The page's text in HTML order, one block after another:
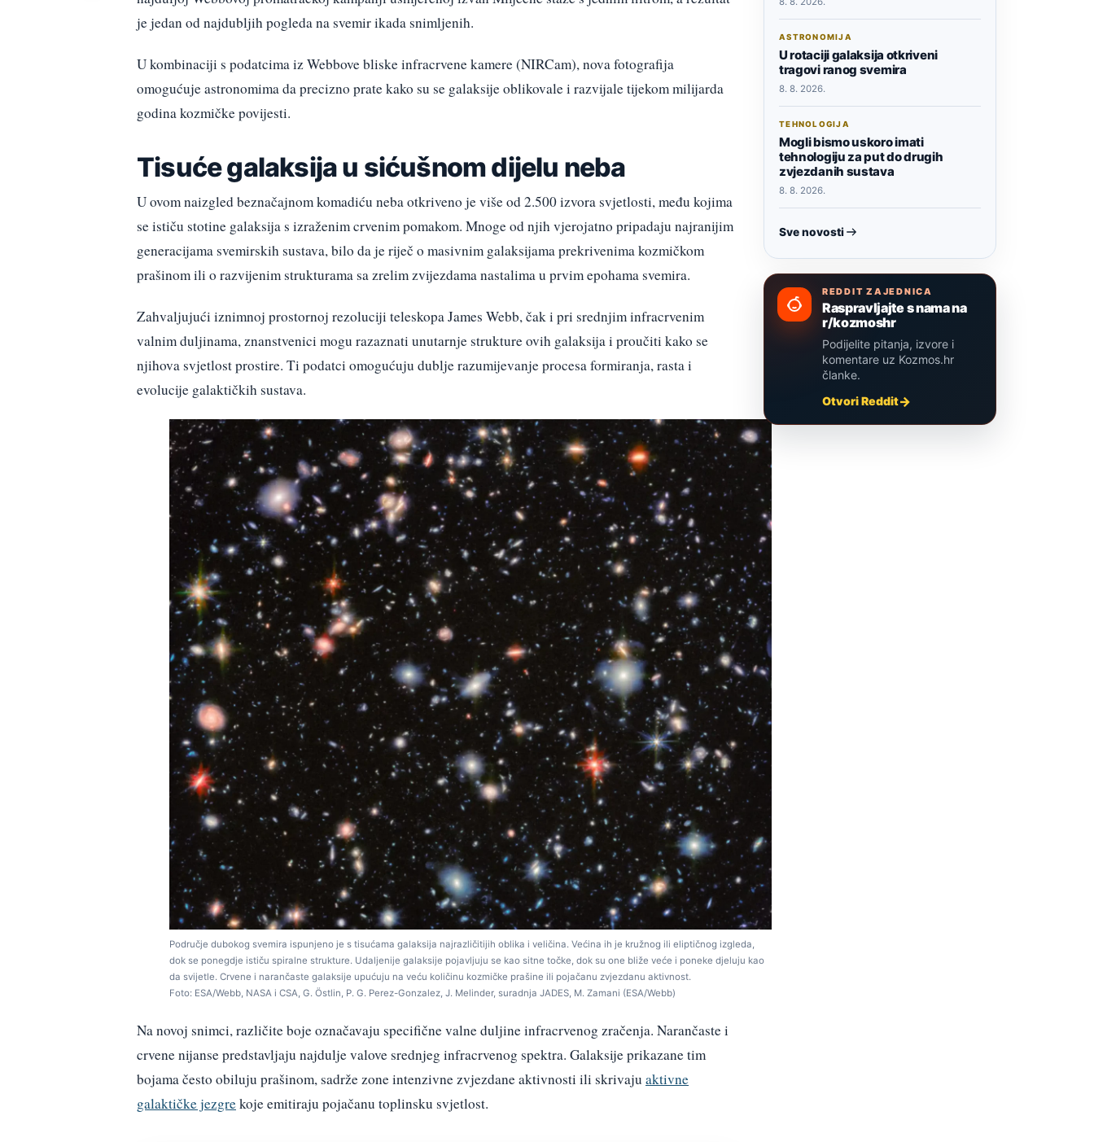
je jedan od najdubljih pogleda na svemir ikada snimljenih.
U kombinaciji s podatcima iz Webbove bliske infracrvene kamere (NIRCam), nova fotografija
omogućuje astronomima da precizno prate kako su se galaksije oblikovale i razvijale tijekom milijarda
godina kozmičke povijesti.
Tisuće galaksija u sićušnom dijelu neba
U ovom naizgled beznačajnom komadiću neba otkriveno je više od 2.500 izvora svjetlosti, među kojima
se ističu stotine galaksija s izraženim crvenim pomakom. Mnoge od njih vjerojatno pripadaju najranijim
generacijama svemirskih sustava, bilo da je riječ o masivnim galaksijama prekrivenima kozmičkom
prašinom ili o razvijenim strukturama sa zrelim zvijezdama nastalima u prvim epohama svemira.
Zahvaljujući iznimnoj prostornoj rezoluciji teleskopa James Webb, čak i pri srednjim infracrvenim
valnim duljinama, znanstvenici mogu razaznati unutarnje strukture ovih galaksija i proučiti kako se
njihova svjetlost prostire. Ti podatci omogućuju dublje razumijevanje procesa formiranja, rasta i
evolucije galaktičkih sustava.
Područje dubokog svemira ispunjeno je s tisućama galaksija najrazličitijih oblika i veličina. Većina ih je kružnog ili eliptičnog izgleda,
dok se ponegdje ističu spiralne strukture. Udaljenije galaksije pojavljuju se kao sitne točke, dok su one bliže veće i poneke djeluju kao
da svijetle. Crvene i narančaste galaksije upućuju na veću količinu kozmičke prašine ili pojačanu zvjezdanu aktivnost.
Foto: ESA/Webb, NASA i CSA, G. Östlin, P. G. Perez-Gonzalez, J. Melinder, suradnja JADES, M. Zamani (ESA/Webb)
Na novoj snimci, različite boje označavaju specifične valne duljine infracrvenog zračenja. Narančaste i
crvene nijanse predstavljaju najdulje valove srednjeg infracrvenog spektra. Galaksije prikazane tim
bojama često obiluju prašinom, sadrže zone intenzivne zvjezdane aktivnosti ili skrivaju aktivne
galaktičke jezgrekoje emitiraju pojačanu toplinsku svjetlost.
ASTRONOMIJA
U rotaciji galaksija otkriveni
tragovi ranog svemira
8. 8. 2026.
TEHNOLOGIJA
Mogli bismo uskoro imati
tehnologiju za put do drugih
zvjezdanih sustava
8. 8. 2026.
Sve novosti
REDDIT ZAJEDNICA
Raspravljajte s nama na
r/kozmoshr
Podijelite pitanja, izvore i
komentare uz Kozmos.hr
članke.
Otvori Reddit